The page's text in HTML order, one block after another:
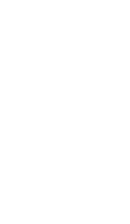
業の試飲室を備えたジャ
食材を買ったり、美味しい
を楽しんだり。ロング・ト